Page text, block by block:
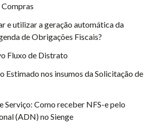
Compras
e utilizar a geração automática da
de Obrigações Fiscais?
Fluxo de Distrato
Estimado nos insumos da Solicitação de
Serviço: Como receber NFS-e pelo
(ADN) no Sienge